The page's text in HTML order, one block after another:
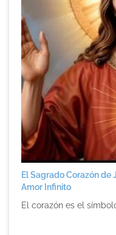
El Sagrado Corazón de
Amor Infinito
El corazón es el